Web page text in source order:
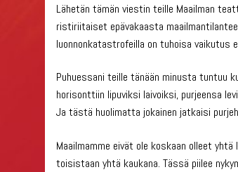
Lähetän tämän viestin teille Maailman
ristiriitaiset epävakaasta
luonnonkatastrofeilla on tuhoisa vaikutus
Puhuessani teille tänään minusta tuntuu
horisonttiin lipuviksi laivoiksi, purjeensa
Ja tästä huolimatta jokainen jatkaisi
Maailmamme eivät ole koskaan olleet
toisistaan yhtä kaukana. Tässä piilee